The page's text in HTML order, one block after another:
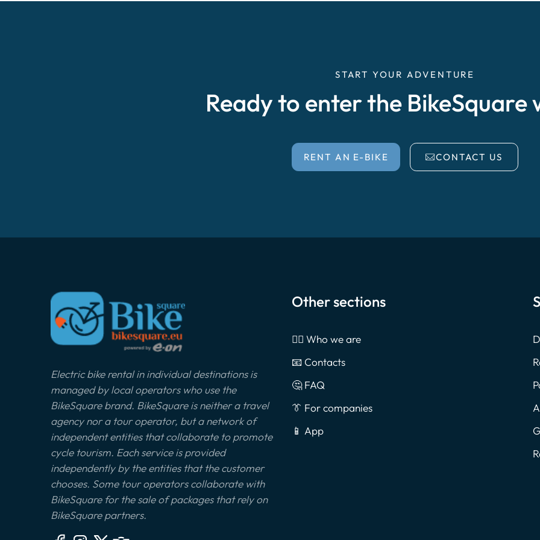
START YOUR ADVENTURE
Ready to enter the BikeSquare
RENT AN E-BIKE CONTACT US
Electric bike rental in individual destinations is
managed by local operators who use the
BikeSquare brand. BikeSquare is neither a travel
agency nor a tour operator, but a network of
independent entities that collaborate to promote
cycle tourism. Each service is provided
independently by the entities that the customer
chooses. Some tour operators collaborate with
BikeSquare for the sale of packages that rely on
BikeSquare partners.
Other sections
🙎‍♂️ Who we are
📧 Contacts
🤔 FAQ
👔 For companies
📱 App